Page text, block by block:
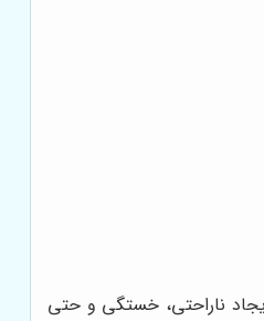
ناراحتی، خستگی و حتی